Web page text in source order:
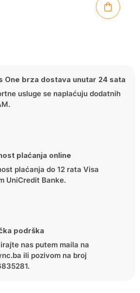
One brza dostava unutar 24 sata
usluge se naplaćuju dodatnih
plaćanja online
plaćanja do 12 rata Visa
UniCredit Banke.
podrška
nas putem maila na
ili pozivom na broj